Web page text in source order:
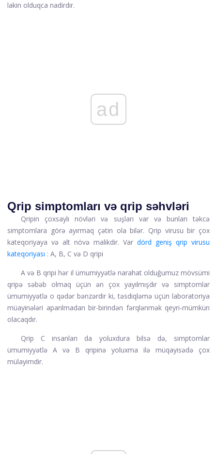
lakin olduqca nadirdir.
ad
Qrip simptomları və qrip səhvləri
Qripin çoxsaylı növləri və suşları var və bunları təkcə
simptomlara görə ayırmaq çətin ola bilər. Qrip virusu bir çox
kateqoriyaya və alt növə malikdir. Var dörd geniş qrip virusu
kateqoriyası : A, B, C və D qripi
A və B qripi hər il ümumiyyətlə narahat olduğumuz mövsümi
qripə səbəb olmaq üçün ən çox yayılmışdır və simptomlar
ümumiyyətlə o qədər bənzərdir ki, təsdiqləmə üçün laboratoriya
müayinələri aparılmadan bir-birindən fərqlənmək qeyri-mümkün
olacaqdır.
Qrip C insanları da yoluxdura bilsə də, simptomlar
ümumiyyətlə A və B qripinə yoluxma ilə müqayisədə çox
mülayimdir.